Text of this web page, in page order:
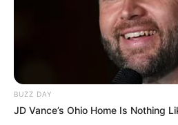
BUZZ DAY
JD Vance’s Ohio Home Is Nothing